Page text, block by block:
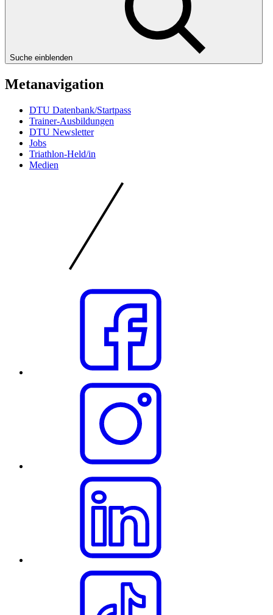
Suche einblenden
Metanavigation
DTU Datenbank/Startpass
Trainer-Ausbildungen
DTU Newsletter
Jobs
Triathlon-Held/in
Medien